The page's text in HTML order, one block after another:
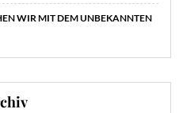
WIR MIT DEM UNBEKANNTEN